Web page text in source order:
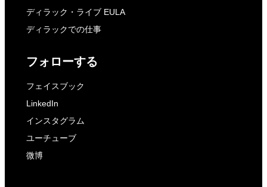
ディラック・ライブ EULA
ディラックでの仕事
フォローする
フェイスブック
LinkedIn
インスタグラム
ユーチューブ
微博